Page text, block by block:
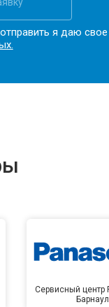
я даю
Сервисный центр